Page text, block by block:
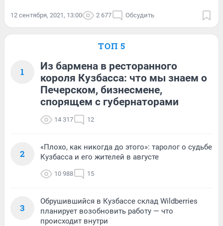
12 сентября, 2021, 13:00 2 677 Обсудить
ТОП 5
1
Из бармена в ресторанного
короля Кузбасса: что мы знаем о
Печерском, бизнесмене,
спорящем с губернаторами
14 317 12
2
«Плохо, как никогда до этого»: таролог о судьбе
Кузбасса и его жителей в августе
10 988 15
3
Обрушившийся в Кузбассе склад Wildberries
планирует возобновить работу — что
происходит внутри